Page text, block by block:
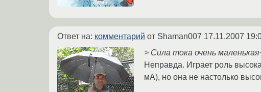
Ответ на: комментарий от Shaman007 17.11.2007
> Сила тока очень
Неправда. Играет роль
мА), но она не настолько